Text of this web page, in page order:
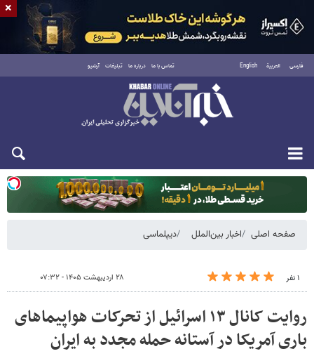
فارسی العربية English تماس با ما درباره ما تبلیغات آرشیو
یکشنبه ۱۸ مرداد ۱۴۰۵
صفحه اصلی اخبار بین‌الملل دیپلماسی
۱ نفر ۲۸ اردیبهشت ۱۴۰۵ - ۰۷:۳۲
روایت کانال ۱۳ اسرائیل از تحرکات هواپیماهای
باری آمریکا در آستانه حمله مجدد به ایران
×